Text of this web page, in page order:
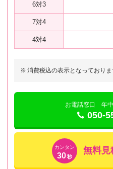
6対3
7対4
4対4
※ 消費税込の表示となっており
お電話窓口 年
050-
カンタン
30秒
無料見